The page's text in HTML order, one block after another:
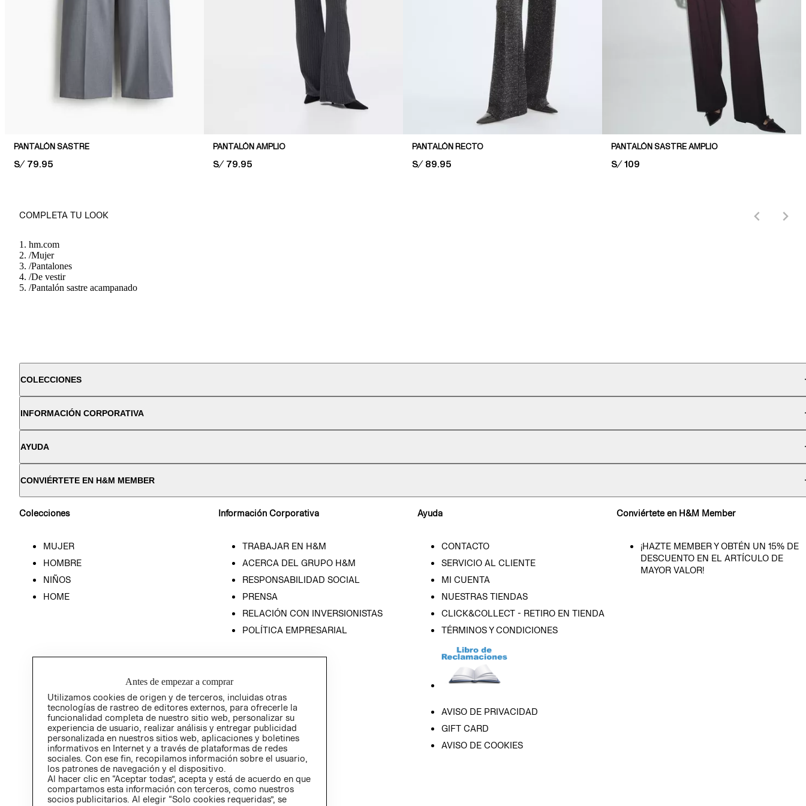
PANTALÓN SASTRE
PRICE:
S/ 79.95
PANTALÓN AMPLIO
PRICE:
S/ 79.95
PANTALÓN RECTO
PRICE:
S/ 89.95
PANTALÓN SASTRE AMPLIO
PRICE:
S/ 109
COMPLETA TU LOOK
hm.com
/Mujer
/Pantalones
/De vestir
/Pantalón sastre acampanado
COLECCIONES
INFORMACIÓN CORPORATIVA
AYUDA
CONVIÉRTETE EN H&M MEMBER
Colecciones
MUJER
HOMBRE
NIÑOS
HOME
Información Corporativa
TRABAJAR EN H&M
ACERCA DEL GRUPO H&M
RESPONSABILIDAD SOCIAL
PRENSA
RELACIÓN CON INVERSIONISTAS
POLÍTICA EMPRESARIAL
Ayuda
CONTACTO
SERVICIO AL CLIENTE
MI CUENTA
NUESTRAS TIENDAS
CLICK&COLLECT - RETIRO EN TIENDA
TÉRMINOS Y CONDICIONES
AVISO DE PRIVACIDAD
GIFT CARD
AVISO DE COOKIES
Conviértete en H&M Member
¡HAZTE MEMBER Y OBTÉN UN 15% DE
DESCUENTO EN EL ARTÍCULO DE
MAYOR VALOR!
Antes de empezar a comprar
Utilizamos cookies de origen y de terceros, incluidas otras
tecnologías de rastreo de editores externos, para ofrecerle la
funcionalidad completa de nuestro sitio web, personalizar su
experiencia de usuario, realizar análisis y entregar publicidad
personalizada en nuestros sitios web, aplicaciones y boletines
informativos en Internet y a través de plataformas de redes
sociales. Con ese fin, recopilamos información sobre el usuario,
los patrones de navegación y el dispositivo.
Al hacer clic en “Aceptar todas”, acepta y está de acuerdo en que
compartamos esta información con terceros, como nuestros
socios publicitarios. Al elegir “Solo cookies requeridas”, se